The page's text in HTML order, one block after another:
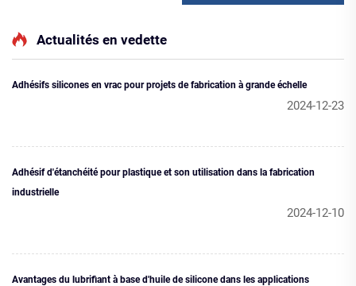
Actualités en vedette
Adhésifs silicones en vrac pour projets de fabrication à grande échelle
2024-12-23
Adhésif d'étanchéité pour plastique et son utilisation dans la fabrication
industrielle
2024-12-10
Avantages du lubrifiant à base d'huile de silicone dans les applications